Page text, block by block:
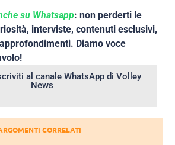
su Whatsapp: non perderti le
interviste, contenuti esclusivi,
Diamo voce
al canale WhatsApp di Volley
News
CORRELATI